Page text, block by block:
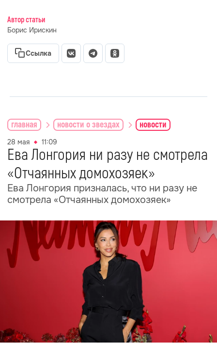
Автор статьи
Борис Ирискин
Ссылка
главная новости о звездах новости
28 мая 11:09
Ева Лонгория ни разу не смотрела
«Отчаянных домохозяек»
Ева Лонгория призналась, что ни разу не
смотрела «Отчаянных домохозяек»